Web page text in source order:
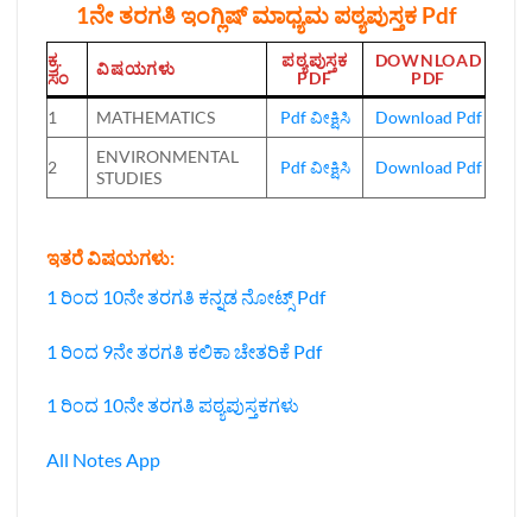
1ನೇ ತರಗತಿ ಇಂಗ್ಲಿಷ್‌ ಮಾಧ್ಯಮ ಪಠ್ಯಪುಸ್ತಕ Pdf
ಕ್ರ.
ಸಂ
ವಿಷಯಗಳು
ಪಠ್ಯಪುಸ್ತಕ
PDF
DOWNLOAD
PDF
1
MATHEMATICS Pdf ವೀಕ್ಷಿಸಿ Download Pdf
2
ENVIRONMENTAL
STUDIES
Pdf ವೀಕ್ಷಿಸಿ Download Pdf
ಇತರೆ ವಿಷಯಗಳು:
1 ರಿಂದ 10ನೇ ತರಗತಿ ಕನ್ನಡ ನೋಟ್ಸ್‌ Pdf
1 ರಿಂದ 9ನೇ ತರಗತಿ ಕಲಿಕಾ ಚೇತರಿಕೆ Pdf
1 ರಿಂದ 10ನೇ ತರಗತಿ ಪಠ್ಯಪುಸ್ತಕಗಳು
All Notes App